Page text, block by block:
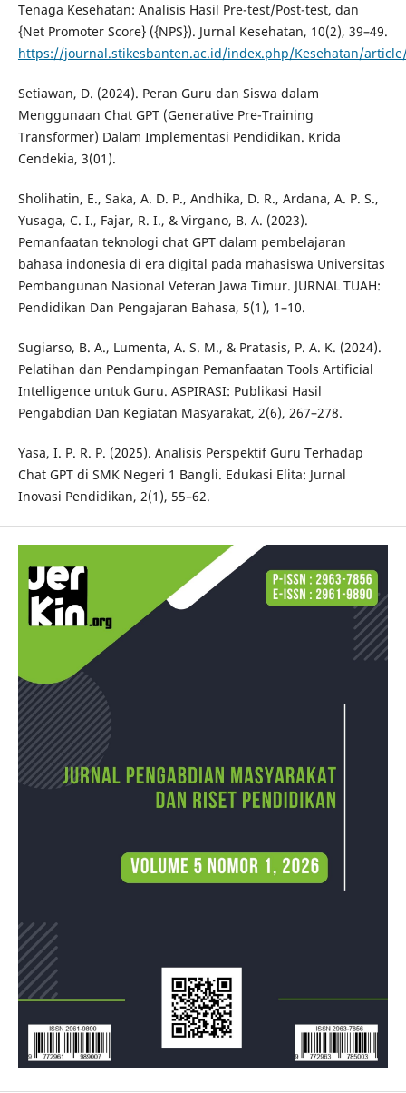
Tenaga Kesehatan: Analisis Hasil Pre-test/Post-test, dan
{Net Promoter Score} ({NPS}). Jurnal Kesehatan, 10(2), 39–49.
https://journal.stikesbanten.ac.id/index.php/Kesehatan/
Setiawan, D. (2024). Peran Guru dan Siswa dalam
Menggunaan Chat GPT (Generative Pre-Training
Transformer) Dalam Implementasi Pendidikan. Krida
Cendekia, 3(01).
Sholihatin, E., Saka, A. D. P., Andhika, D. R., Ardana, A. P. S.,
Yusaga, C. I., Fajar, R. I., & Virgano, B. A. (2023).
Pemanfaatan teknologi chat GPT dalam pembelajaran
bahasa indonesia di era digital pada mahasiswa Universitas
Pembangunan Nasional Veteran Jawa Timur. JURNAL TUAH:
Pendidikan Dan Pengajaran Bahasa, 5(1), 1–10.
Sugiarso, B. A., Lumenta, A. S. M., & Pratasis, P. A. K. (2024).
Pelatihan dan Pendampingan Pemanfaatan Tools Artificial
Intelligence untuk Guru. ASPIRASI: Publikasi Hasil
Pengabdian Dan Kegiatan Masyarakat, 2(6), 267–278.
Yasa, I. P. R. P. (2025). Analisis Perspektif Guru Terhadap
Chat GPT di SMK Negeri 1 Bangli. Edukasi Elita: Jurnal
Inovasi Pendidikan, 2(1), 55–62.